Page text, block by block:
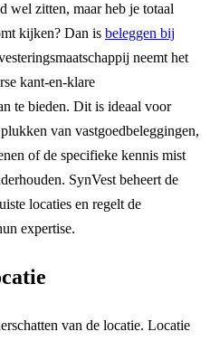
wel zitten, maar heb je totaal
kijken? Dan is beleggen bij
neemt het
kant-en-klare
te bieden. Dit is ideaal voor
van vastgoedbeleggingen,
of de specifieke kennis mist
SynVest beheert de
locaties en regelt de
expertise.
van de locatie. Locatie